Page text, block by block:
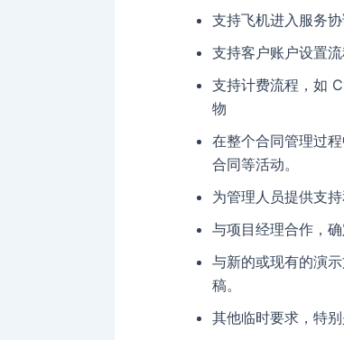
支持飞机进入服务协
支持客户账户设置
支持计费流程，如
物
在整个合同管理过
合同等活动。
为管理人员提供支持
与项目经理合作，
与新的或现有的演
稿。
其他临时要求，特